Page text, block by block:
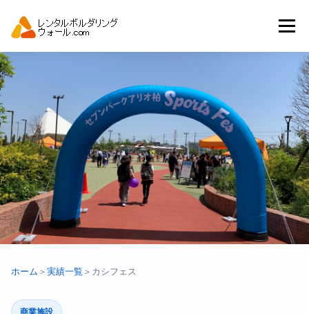
ツ
へ
ス
キ
ッ
プ
メニュー
アーバンスポーツイベント.JP
ホーム ＞実績一覧 ＞ カシフェス
商業施設